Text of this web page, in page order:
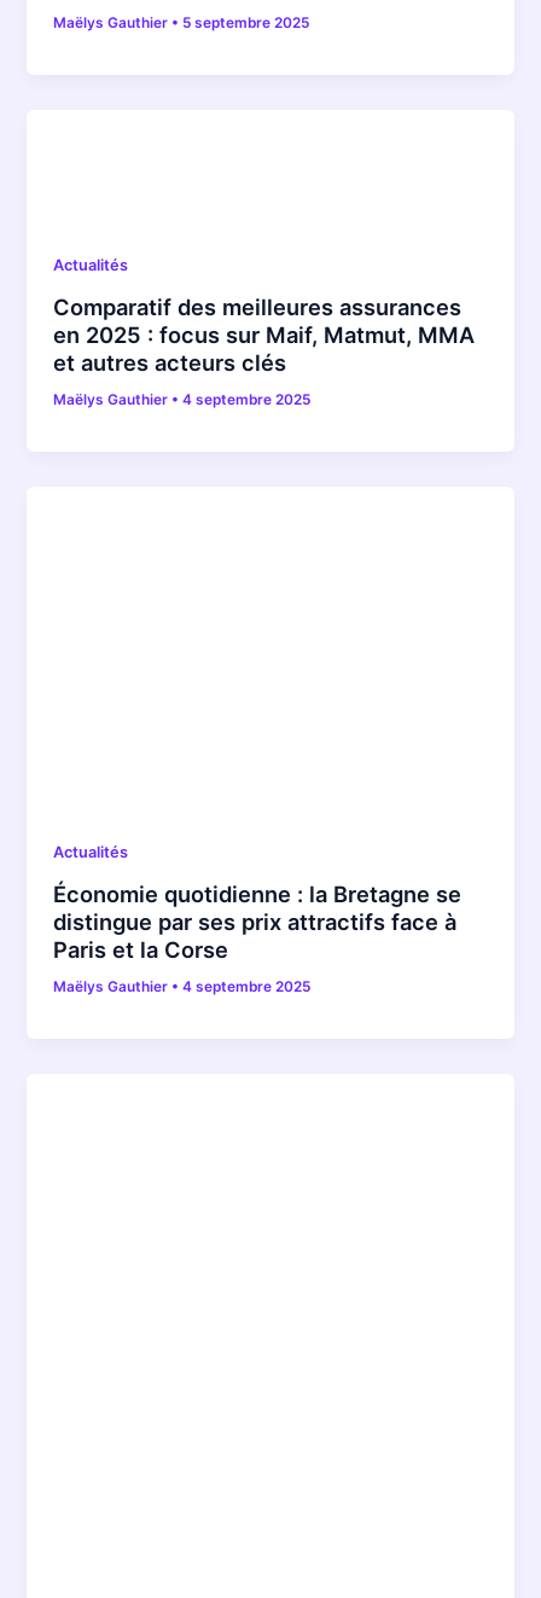
Maëlys Gauthier • 5 septembre 2025
Actualités
Comparatif des meilleures assurances
en 2025 : focus sur Maif, Matmut, MMA
et autres acteurs clés
Maëlys Gauthier •4 septembre 2025
Actualités
Économie quotidienne : la Bretagne se
distingue par ses prix attractifs face à
Paris et la Corse
Maëlys Gauthier •4 septembre 2025